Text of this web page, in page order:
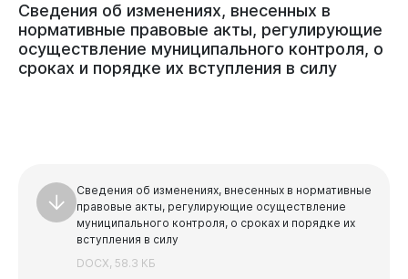
Сведения об изменениях, внесенных в
нормативные правовые акты, регулирующие
осуществление муниципального контроля, о
сроках и порядке их вступления в силу
Сведения об изменениях, внесенных в нормативные
правовые акты, регулирующие осуществление
муниципального контроля, о сроках и порядке их
вступления в силу
DOCX, 58.3 КБ